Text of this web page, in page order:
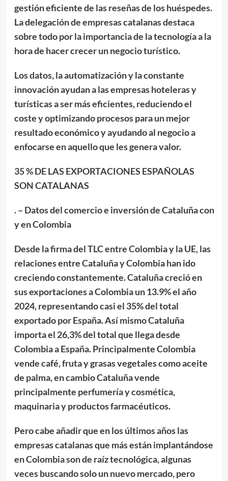
gestión eficiente de las reseñas de los huéspedes.
La delegación de empresas catalanas destaca
sobre todo por la importancia de la tecnología a la
hora de hacer crecer un negocio turístico.
Los datos, la automatización y la constante
innovación ayudan a las empresas hoteleras y
turísticas a ser más eficientes, reduciendo el
coste y optimizando procesos para un mejor
resultado económico y ayudando al negocio a
enfocarse en aquello que les genera valor.
35 % DE LAS EXPORTACIONES ESPAÑOLAS
SON CATALANAS
. – Datos del comercio e inversión de Cataluña con
y en Colombia
Desde la firma del TLC entre Colombia y la UE, las
relaciones entre Cataluña y Colombia han ido
creciendo constantemente. Cataluña creció en
sus exportaciones a Colombia un 13.9% el año
2024, representando casi el 35% del total
exportado por España. Así mismo Cataluña
importa el 26,3% del total que llega desde
Colombia a España. Principalmente Colombia
vende café, fruta y grasas vegetales como aceite
de palma, en cambio Cataluña vende
principalmente perfumería y cosmética,
maquinaria y productos farmacéuticos.
Pero cabe añadir que en los últimos años las
empresas catalanas que más están implantándose
en Colombia son de raíz tecnológica, algunas
veces buscando solo un nuevo mercado, pero